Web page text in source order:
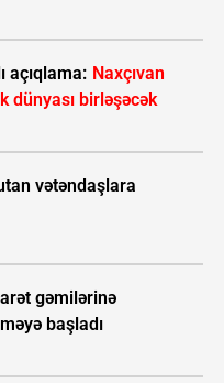
açıqlama: Naxçıvan
dünyası birləşəcək
vətəndaşlara
gəmilərinə
başladı